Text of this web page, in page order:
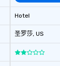
Hotel
圣罗莎, US